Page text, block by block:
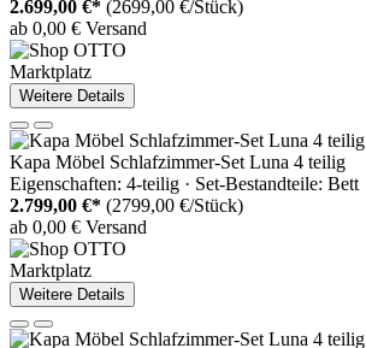
2.699,00 €* (2699,00 €/Stück)
ab 0,00 € Versand
Marktplatz
Weitere Details
Kapa Möbel Schlafzimmer-Set Luna 4 teilig
Eigenschaften: 4-teilig · Set-Bestandteile: Bett
2.799,00 €* (2799,00 €/Stück)
ab 0,00 € Versand
Marktplatz
Weitere Details